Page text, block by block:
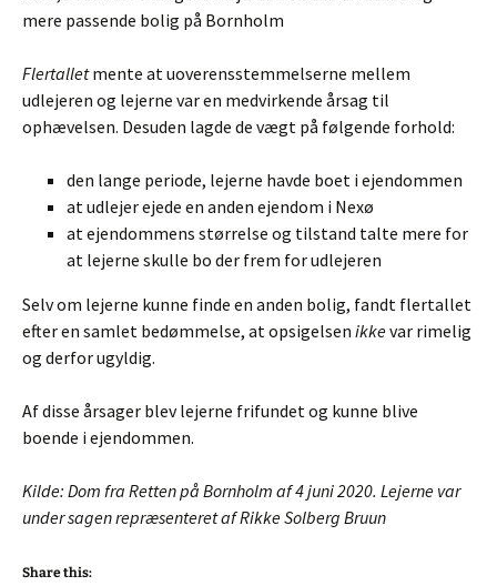
mere passende bolig på Bornholm
Flertalletmente at uoverensstemmelserne mellem
udlejeren og lejerne var en medvirkende årsag til
ophævelsen. Desuden lagde de vægt på følgende forhold:
den lange periode, lejerne havde boet i ejendommen
at udlejer ejede en anden ejendom i Nexø
at ejendommens størrelse og tilstand talte mere for
at lejerne skulle bo der frem for udlejeren
Selv om lejerne kunne finde en anden bolig, fandt flertallet
efter en samlet bedømmelse, at opsigelsen ikkevar rimelig
og derfor ugyldig.
Af disse årsager blev lejerne frifundet og kunne blive
boende i ejendommen.
Kilde: Dom fra Retten på Bornholm af 4 juni 2020. Lejerne var
under sagen repræsenteret af Rikke Solberg Bruun
Share this: